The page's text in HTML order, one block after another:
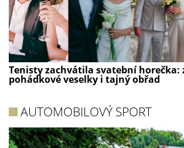
Tenisty zachvátila svatební horečka:
pohádkové veselky i tajný obřad
AUTOMOBILOVÝ SPORT